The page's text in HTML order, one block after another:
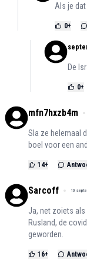
Als je
0+
De
0+
mfn7hxzb4m
Sla ze helemaal
boel voor een
14+
Sarcoff 10
Ja, net zoiets als
Rusland, de
geworden.
16+